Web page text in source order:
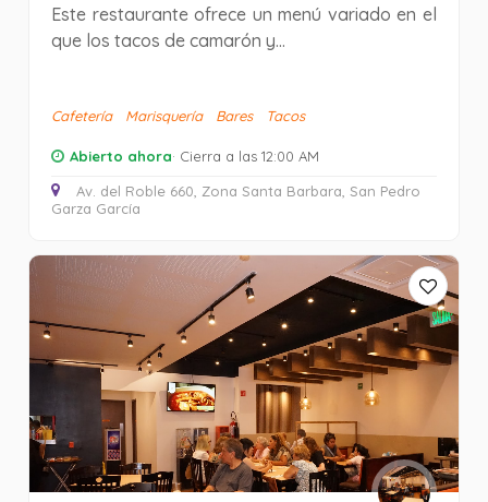
Este restaurante ofrece un menú variado en el
que los tacos de camarón y...
Cafetería Marisquería Bares Tacos
Abierto ahora· Cierra a las 12:00 AM
Av. del Roble 660, Zona Santa Barbara, San Pedro
Garza García